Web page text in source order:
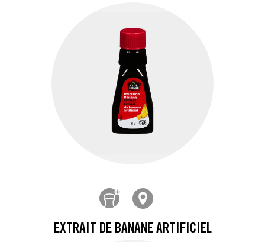
EXTRAIT DE BANANE ARTIFICIEL